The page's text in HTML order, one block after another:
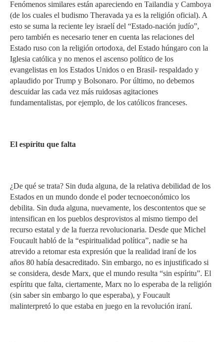
Fenómenos similares están apareciendo en Tailandia y Camboya
(de los cuales el budismo Theravada ya es la religión oficial). A
esto se suma la reciente ley israelí del “Estado-nación judío”,
pero también es necesario tener en cuenta las relaciones del
Estado ruso con la religión ortodoxa, del Estado húngaro con la
Iglesia católica y no menos el ascenso político de los
evangelistas en los Estados Unidos o en Brasil- respaldado y
aplaudido por Trump y Bolsonaro. Por último, no debemos
descuidar las cada vez más ruidosas agitaciones
fundamentalistas, por ejemplo, de los católicos franceses.
El espíritu que falta
¿De qué se trata? Sin duda alguna, de la relativa debilidad de los
Estados en un mundo donde el poder tecnoeconómico los
debilita. Sin duda alguna, nuevamente, los descontentos que se
intensifican en los pueblos desprovistos al mismo tiempo del
recurso estatal y de la fuerza revolucionaria. Desde que Michel
Foucault habló de la “espiritualidad política”, nadie se ha
atrevido a retomar esta expresión que la realidad iraní de los
años 80 había desacreditado. Sin embargo, no es injustificado si
se considera, desde Marx, que el mundo resulta “sin espíritu”. El
espíritu que falta, ciertamente, Marx no lo esperaba de la religión
(sin saber sin embargo lo que esperaba), y Foucault
malinterpretó lo que estaba en juego en la revolución iraní.